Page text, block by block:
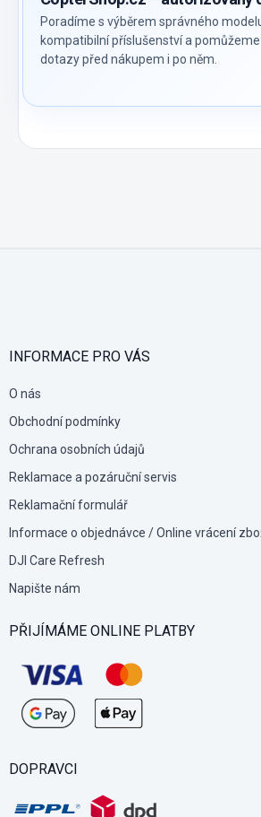
Poradíme s výběrem správného
kompatibilní příslušenství a
dotazy před nákupem i po něm.
INFORMACE PRO VÁS
O nás
Obchodní podmínky
Ochrana osobních údajů
Reklamace a pozáruční servis
Reklamační formulář
Informace o objednávce / Online vrácení
DJI Care Refresh
Napište nám
PŘIJÍMÁME ONLINE PLATBY
DOPRAVCI